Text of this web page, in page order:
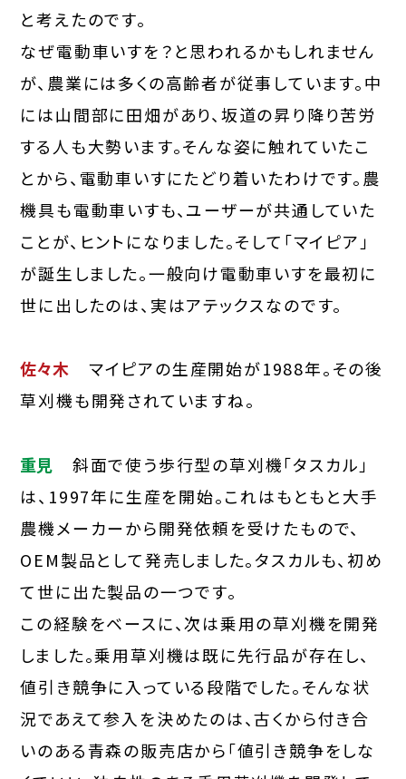
と考えたのです。
なぜ電動車いすを？と思われるかもしれません
が、農業には多くの高齢者が従事しています。中
には山間部に田畑があり、坂道の昇り降り苦労
する人も大勢います。そんな姿に触れていたこ
とから、電動車いすにたどり着いたわけです。農
機具も電動車いすも、ユーザーが共通していた
ことが、ヒントになりました。そして「マイピア」
が誕生しました。一般向け電動車いすを最初に
世に出したのは、実はアテックスなのです。
佐々木
マイピアの生産開始が1988年。その後
草刈機も開発されていますね。
重見
斜面で使う歩行型の草刈機「タスカル」
は、1997年に生産を開始。これはもともと大手
農機メーカーから開発依頼を受けたもので、
OEM製品として発売しました。タスカルも、初め
て世に出た製品の一つです。
この経験をベースに、次は乗用の草刈機を開発
しました。乗用草刈機は既に先行品が存在し、
値引き競争に入っている段階でした。そんな状
況であえて参入を決めたのは、古くから付き合
いのある青森の販売店から「値引き競争をしな